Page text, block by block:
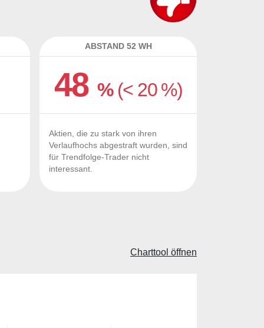
ABSTAND 52 WH
48% (< 20 %)
Aktien, die zu stark von ihren
Verlaufhochs abgestraft wurden, sind
für Trendfolge-Trader nicht
interessant.
Charttool öffnen